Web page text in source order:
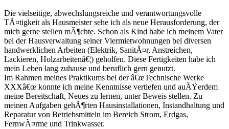
Die vielseitige, abwechslungsreiche und verantwortungsvolle
TÃ¤tigkeit als Hausmeister sehe ich als neue Herausforderung, der
mich gerne stellen mÃ¶chte. Schon als Kind habe ich meinem Vater
bei der Hausverwaltung seiner Viermietwohnungen bei diversen
handwerklichen Arbeiten (Elektrik, SanitÃ¤r, Anstreichen,
Lackieren, Holzarbeitenâ€¦) geholfen. Diese Fertigkeiten habe ich
mein Leben lang zuhause und beruflich gern genutzt.
Im Rahmen meines Praktikums bei der â€œTechnische Werke
XXXâ€œ konnte ich meine Kenntnisse vertiefen und auÃŸerdem
meine Bereitschaft, Neues zu lernen, unter Beweis stellen. Zu
meinen Aufgaben gehÃ¶rten Hausinstallationen, Instandhaltung und
Reparatur von Betriebsmitteln im Bereich Strom, Erdgas,
FernwÃ¤rme und Trinkwasser.